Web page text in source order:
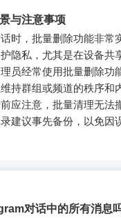
与注意事项
时，批量删除功能非常
隐私，尤其是在设备共
员经常使用批量删除功
持群组或频道的秩序和
应注意，批量清理无法
建议事先备份，以免因
对话中的所有消息